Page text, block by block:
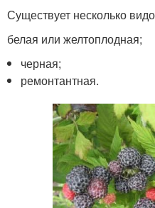
Существует несколько
белая или желтоплодная;
черная;
ремонтантная.